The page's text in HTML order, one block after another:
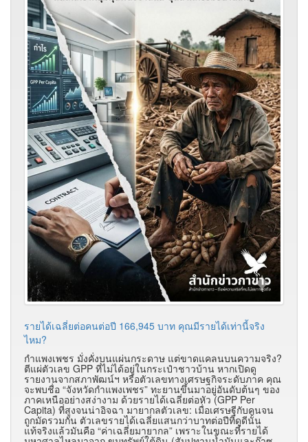
รายได้เฉลี่ยต่อคนต่อปี ​166,945 บาท​ คุณมีรายได้เท่านี้จริง
ไหม?
​กำแพงเพชร มั่งคั่งบนแผ่นกระดาษ แต่ขาดแคลนบนความจริง?
ตีแผ่ตัวเลข GPP ที่ไม่ได้อยู่ในกระเป๋าชาวบ้าน หากเปิดดู
รายงานจากสภาพัฒน์ฯ หรือตัวเลขทางเศรษฐกิจระดับภาค คุณ
จะพบชื่อ “จังหวัดกำแพงเพชร” ทะยานขึ้นมาอยู่อันดับต้นๆ ของ
ภาคเหนืออย่างสง่างาม ด้วยรายได้เฉลี่ยต่อหัว (GPP Per
Capita) ที่สูงจนน่าอิจฉา มายากลตัวเลข: เมื่อเศรษฐีกับคนจน
ถูกมัดรวมกัน ​ตัวเลขรายได้เฉลี่ยแสนกว่าบาทต่อปีที่ดูดีนั้น
แท้จริงแล้วมันคือ “ค่าเฉลี่ยมายากล” เพราะในขณะที่รายได้